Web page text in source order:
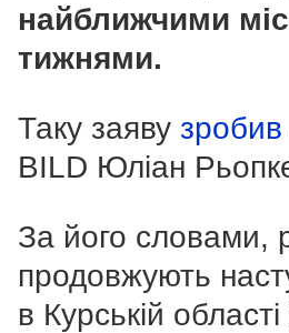
найближчими
тижнями.
Таку заяву зробив
BILD Юліан
За його словами,
продовжують
в Курській